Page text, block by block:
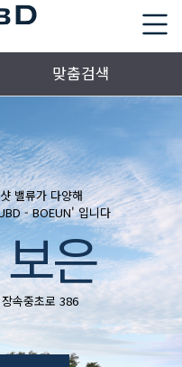
맞춤검색
밸류가 다양해
- BOEUN' 입니다
은
속중초로 386